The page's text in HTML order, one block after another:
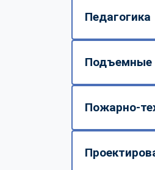
Педагогика
Подъемные
Пожарно-